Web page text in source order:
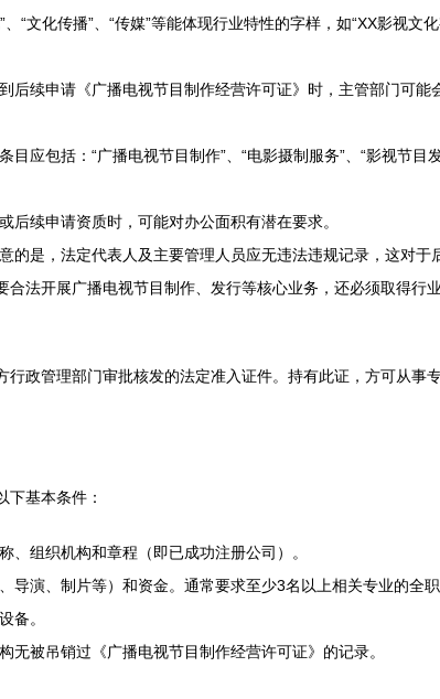
“文化传播”、“传媒”等能体现行业特性的字样，如“XX影视文
后续申请《广播电视节目制作经营许可证》时，主管部门可
应包括：“广播电视节目制作”、“电影摄制服务”、“影视节目
续申请资质时，可能对办公面积有潜在要求。
的是，法定代表人及主要管理人员应无违法违规记录，这对于
法开展广播电视节目制作、发行等核心业务，还必须取得行
行政管理部门审批核发的法定准入证件。持有此证，方可从
基本条件：
组织机构和章程（即已成功注册公司）。
导演、制片等）和资金。通常要求至少3名以上相关专业的全
备。
被吊销过《广播电视节目制作经营许可证》的记录。